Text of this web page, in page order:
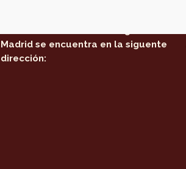
Madrid se encuentra en la siguente
dirección: